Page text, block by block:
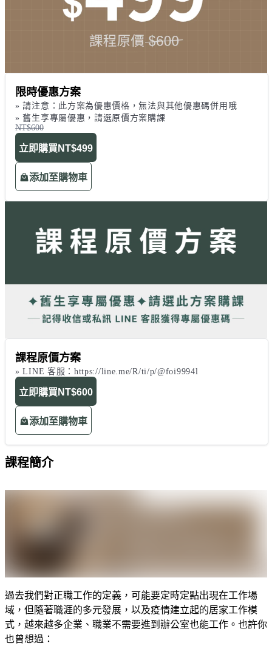
限時優惠方案
» 請注意：此方案為優惠價格，無法與其他優惠碼併用哦
» 舊生享專屬優惠，請選原價方案購課
NT$600
立即購買 NT$499
添加至購物車
課程原價方案
» LINE 客服：https://line.me/R/ti/p/@foi9994l
立即購買 NT$600
添加至購物車
課程簡介
過去我們對正職工作的定義，可能要定時定點出現在工作場
域，但隨著職涯的多元發展，以及疫情建立起的居家工作模
式，越來越多企業、職業不需要進到辦公室也能工作。也許你
也曾想過：